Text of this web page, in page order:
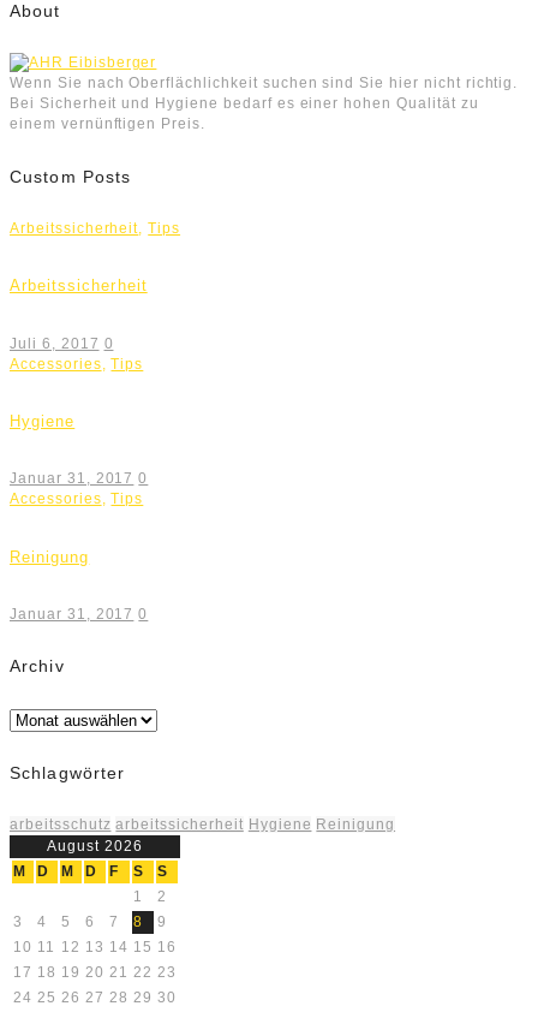
About
Wenn Sie nach Oberflächlichkeit suchen sind Sie hier nicht richtig.
Bei Sicherheit und Hygiene bedarf es einer hohen Qualität zu
einem vernünftigen Preis.
Custom Posts
Arbeitssicherheit,Tips
Arbeitssicherheit
Juli 6, 2017 0
Accessories ,Tips
Hygiene
Januar 31, 2017 0
Accessories,Tips
Reinigung
Januar 31, 2017 0
Archiv
Archiv
Schlagwörter
arbeitsschutz arbeitssicherheit Hygiene Reinigung
August 2026
M
D M D F S
S
1
2
3
4 5 6 7 8
9
10 11 12 13 14 15 16
17 18 19 20 21 22 23
24 25 26 27 28 29 30